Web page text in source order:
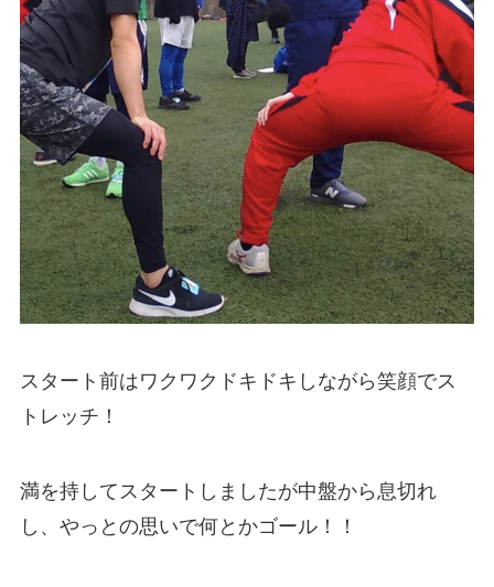
スタート前はワクワクドキドキしながら笑顔でス
トレッチ！
満を持してスタートしましたが中盤から息切れ
し、やっとの思いで何とかゴール！！